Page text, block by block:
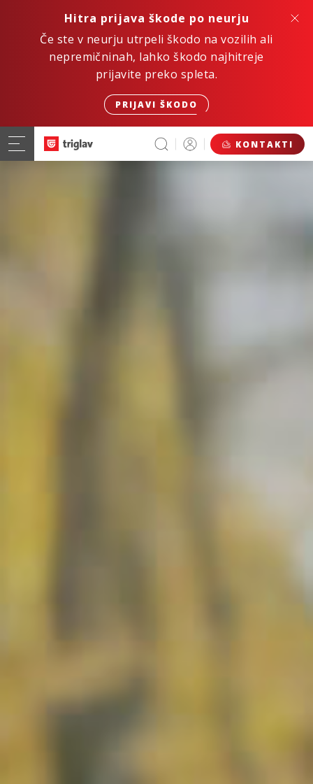
Hitra prijava škode po neurju
Če ste v neurju utrpeli škodo na vozilih ali
nepremičninah, lahko škodo najhitreje
prijavite preko spleta.
PRIJAVI ŠKODO
KONTAKTI